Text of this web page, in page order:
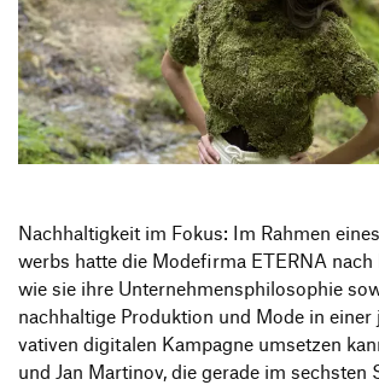
Companies
HfG-Network
Downloads
Information Events
Nach­hal­tig­keit im Fokus: Im Rahmen
werbs hatte die Mode­firma ETERNA nach
wie sie ihre Unter­neh­mens­phi­lo­so­phie
nach­hal­tige Produk­tion und Mode in
va­tiven digi­talen Kampagne umsetzen
und Jan Martinov, die gerade im sechsten